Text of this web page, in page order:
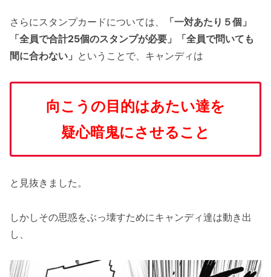
さらにスタンプカードについては、
「一対あたり５個」
「全員で合計25個のスタンプが必要」「全員で問いても
間に合わない」 ということで、キャンディは
向こうの目的はあたい達を
疑心暗鬼にさせること
と見抜きました。
しかしその思惑をぶっ壊すためにキャンディ達は動き出
し、